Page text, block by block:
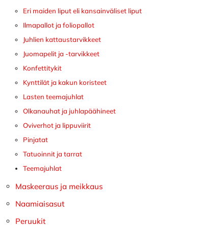
Eri maiden liput eli kansainväliset liput
Ilmapallot ja foliopallot
Juhlien kattaustarvikkeet
Juomapelit ja -tarvikkeet
Konfettitykit
Kynttilät ja kakun koristeet
Lasten teemajuhlat
Olkanauhat ja juhlapäähineet
Oviverhot ja lippuviirit
Pinjatat
Tatuoinnit ja tarrat
Teemajuhlat
Maskeeraus ja meikkaus
Naamiaisasut
Peruukit